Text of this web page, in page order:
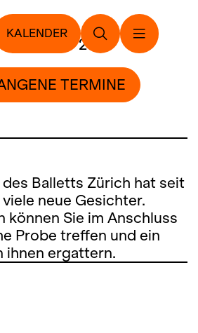
KALENDER
2023
TERMINE
Balletts Zürich hat seit
neue Gesichter.
können Sie im Anschluss
Probe treffen und ein
ihnen ergattern.